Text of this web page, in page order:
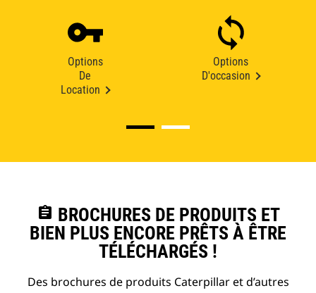
Options
De
Location
Options
D'occasion
assignment BROCHURES DE PRODUITS ET
BIEN PLUS ENCORE PRÊTS À ÊTRE
TÉLÉCHARGÉS !
Des brochures de produits Caterpillar et d’autres